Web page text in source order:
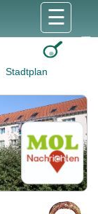
Stadtplan
☰